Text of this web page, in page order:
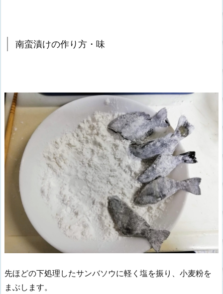
南蛮漬けの作り方・味
先ほどの下処理したサンバソウに軽く塩を振り、小麦粉を
まぶします。